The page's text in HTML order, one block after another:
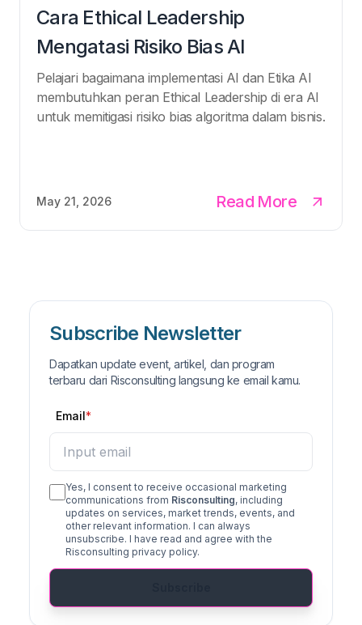
Cara Ethical Leadership
Mengatasi Risiko Bias AI
Pelajari bagaimana implementasi AI dan Etika AI
membutuhkan peran Ethical Leadership di era AI
untuk memitigasi risiko bias algoritma dalam bisnis.
May 21, 2026 Read More
Subscribe Newsletter
Dapatkan update event, artikel, dan program
terbaru dari Risconsulting langsung ke email kamu.
Email
Yes, I consent to receive occasional marketing
communications from Risconsulting, including
updates on services, market trends, events, and
other relevant information. I can always
unsubscribe. I have read and agree with the
Risconsulting privacy policy.